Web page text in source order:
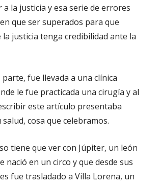
a la justicia y esa serie de errores
que ser superados para que
justicia tenga credibilidad ante la
fue llevada a una clínica
le fue practicada una cirugía y al
este artículo presentaba
cosa que celebramos.
tiene que ver con Júpiter, un león
nació en un circo y que desde sus
fue trasladado a Villa Lorena, un